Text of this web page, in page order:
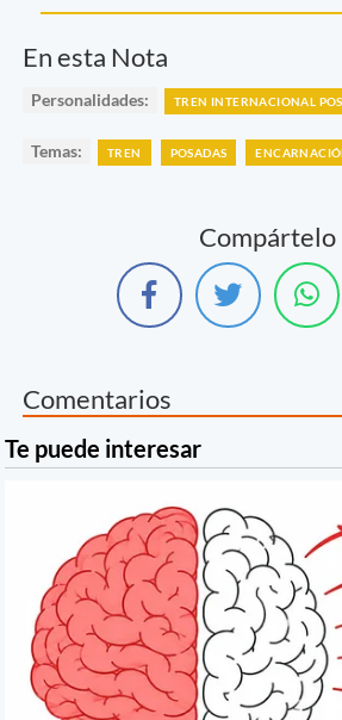
En esta Nota
Personalidades: TREN INTERNACIONAL
Temas: TREN POSADAS
Compártelo
Comentarios